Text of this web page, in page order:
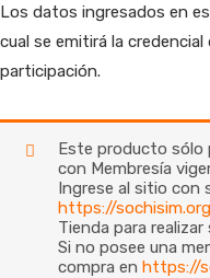
Los datos ingresados en
cual se emitirá la
participación.
Este producto sólo
con Membresía
Ingrese al sitio con
https://
Tienda para realizar
Si no posee una
compra en https://